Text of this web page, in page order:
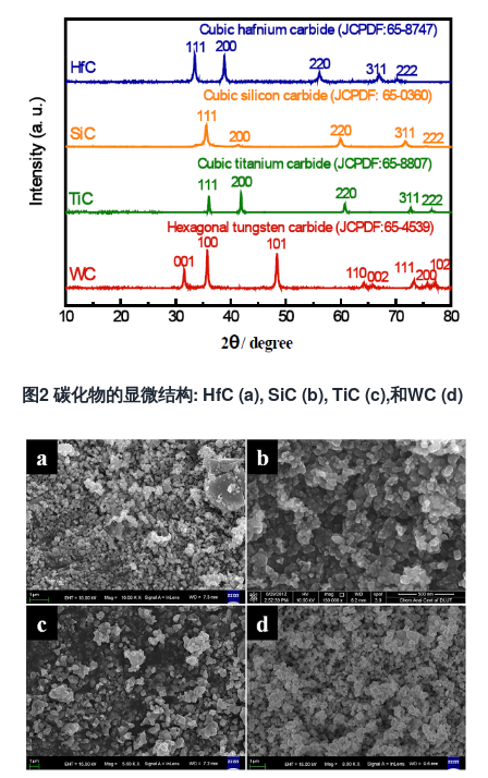
图2 碳化物的显微结构: HfC (a), SiC (b), TiC (c),和WC (d)